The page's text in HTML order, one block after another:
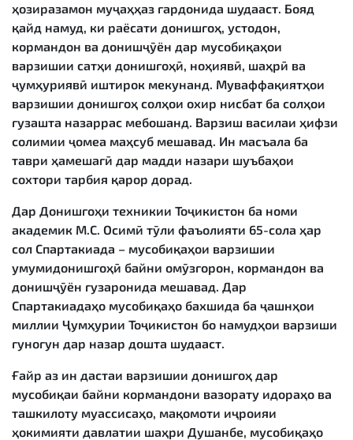
ҳозиразамон муҷаҳҳаз гардонида шудааст. Бояд
қайд намуд, ки раёсати донишгоҳ, устодон,
кормандон ва донишҷӯён дар мусобиқаҳои
варзишии сатҳи донишгоҳӣ, ноҳиявӣ, шаҳрӣ ва
ҷумҳуриявӣ иштирок мекунанд. Муваффақиятҳои
варзишии донишгоҳ солҳои охир нисбат ба солҳои
гузашта назаррас мебошанд. Варзиш василаи ҳифзи
солимии ҷомеа маҳсуб мешавад. Ин масъала ба
таври ҳамешагӣ дар мадди назари шуъбаҳои
сохтори тарбия қарор дорад.
Дар Донишгоҳи техникии Тоҷикистон ба номи
академик М.С. Осимӣ тӯли фаъолияти 65-сола ҳар
сол Спартакиада – мусобиқаҳои варзишии
умумидонишгоҳӣ байни омӯзгорон, кормандон ва
донишҷӯён гузаронида мешавад. Дар
Спартакиадаҳо мусобиқаҳо бахшида ба ҷашнҳои
миллии Ҷумҳурии Тоҷикистон бо намудҳои варзиши
гуногун дар назар дошта шудааст.
Ғайр аз ин дастаи варзишии донишгоҳ дар
мусобиқаи байни кормандони вазорату идораҳо ва
ташкилоту муассисаҳо, мақомоти иҷроияи
ҳокимияти давлатии шаҳри Душанбе, мусобиқаҳо